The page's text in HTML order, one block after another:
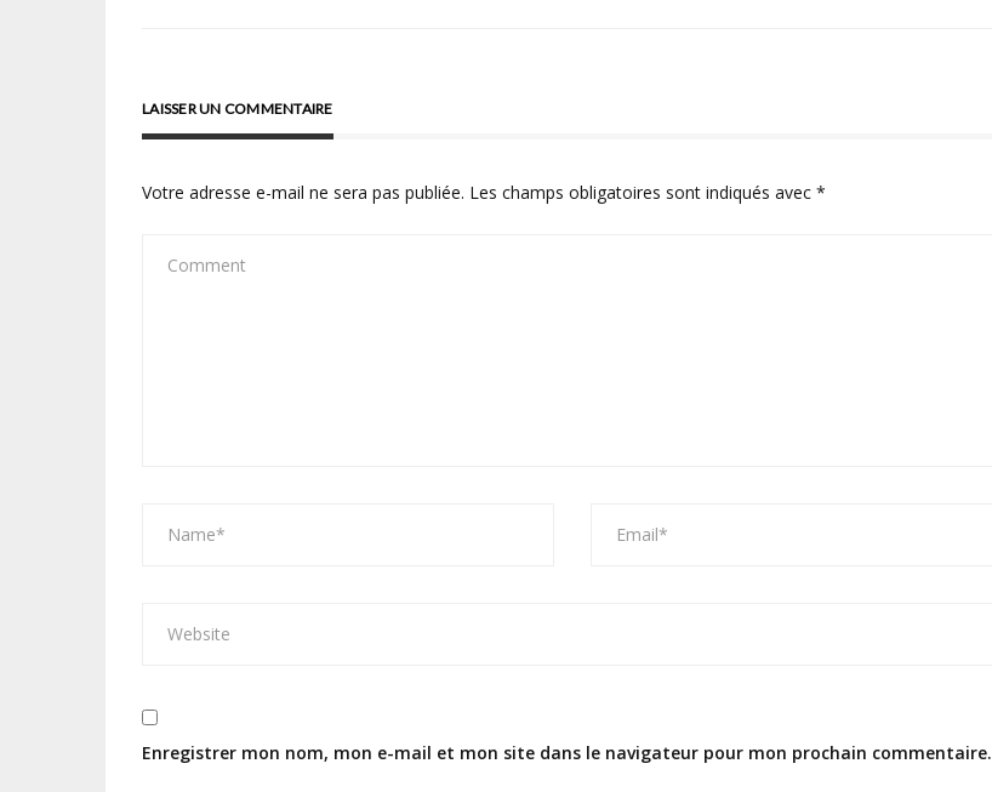
LAISSER UN COMMENTAIRE
Votre adresse e-mail ne sera pas publiée. Les champs obligatoires sont indiqués avec *
Enregistrer mon nom, mon e-mail et mon site dans le navigateur pour mon prochain commentaire.